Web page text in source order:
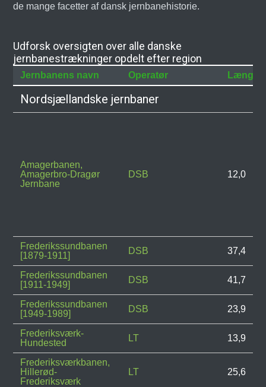
de mange facetter af dansk jernbanehistorie.
Udforsk oversigten over alle danske
jernbanestrækninger opdelt efter region
Nordsjællandske jernbaner
Jernbanens navn Operatør Længde
Amagerbanen,
Amagerbro-Dragør
Jernbane
DSB 12,0
Frederikssundbanen
[1879-1911]
DSB 37,4
Frederikssundbanen
[1911-1949]
DSB 41,7
Frederikssundbanen
[1949-1989]
DSB 23,9
Frederiksværk-
Hundested
LT 13,9
Frederiksværkbanen,
Hillerød-
Frederiksværk
LT 25,6